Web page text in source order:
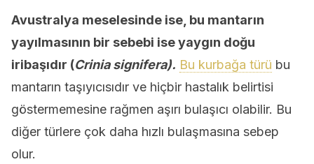
Avustralya meselesinde ise, bu mantarın
yayılmasının bir sebebi ise yaygın doğu
iribaşıdır (Crinia signifera). Bu kurbağa türü bu
mantarın taşıyıcısıdır ve hiçbir hastalık belirtisi
göstermemesine rağmen aşırı bulaşıcı olabilir. Bu
diğer türlere çok daha hızlı bulaşmasına sebep
olur.